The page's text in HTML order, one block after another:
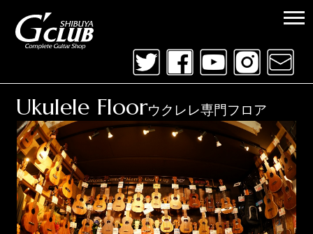
Ukulele Floorウクレレ専門フロア